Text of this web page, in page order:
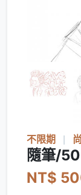
不限期
隨筆/
NT$